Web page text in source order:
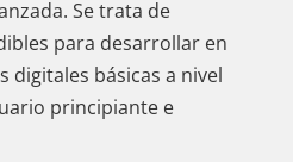
Se trata de
para desarrollar en
digitales básicas a nivel
principiante e